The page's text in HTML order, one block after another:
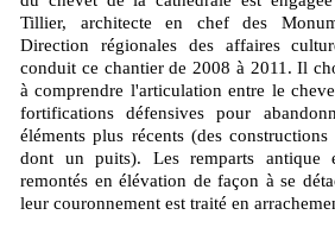
Tillier, architecte en chef des
Direction régionales des affaires
conduit ce chantier de 2008 à 2011. Il
à comprendre l'articulation entre le
fortifications défensives pour
éléments plus récents (des
dont un puits). Les remparts antique
remontés en élévation de façon à se
leur couronnement est traité en